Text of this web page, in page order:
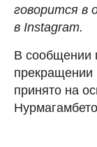
говорится в
в Instagram.
В сообщении
прекращении
принято на